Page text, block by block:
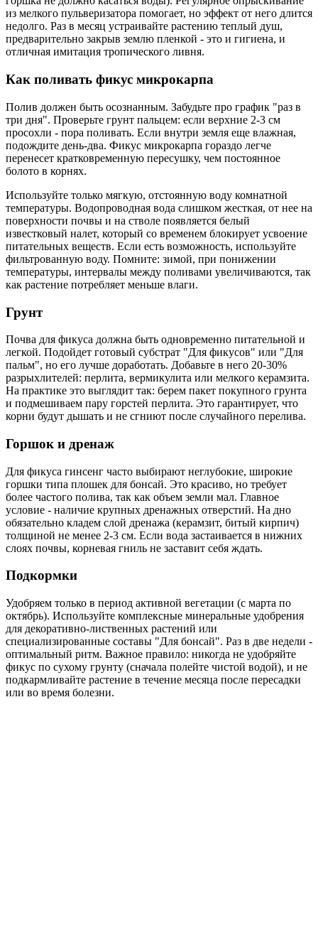
из мелкого пульверизатора помогает, но эффект от него длится
недолго. Раз в месяц устраивайте растению теплый душ,
предварительно закрыв землю пленкой - это и гигиена, и
отличная имитация тропического ливня.
Как поливать фикус микрокарпа
Полив должен быть осознанным. Забудьте про график "раз в
три дня". Проверьте грунт пальцем: если верхние 2-3 см
просохли - пора поливать. Если внутри земля еще влажная,
подождите день-два. Фикус микрокарпа гораздо легче
перенесет кратковременную пересушку, чем постоянное
болото в корнях.
Используйте только мягкую, отстоянную воду комнатной
температуры. Водопроводная вода слишком жесткая, от нее на
поверхности почвы и на стволе появляется белый
известковый налет, который со временем блокирует усвоение
питательных веществ. Если есть возможность, используйте
фильтрованную воду. Помните: зимой, при понижении
температуры, интервалы между поливами увеличиваются, так
как растение потребляет меньше влаги.
Грунт
Почва для фикуса должна быть одновременно питательной и
легкой. Подойдет готовый субстрат "Для фикусов" или "Для
пальм", но его лучше доработать. Добавьте в него 20-30%
разрыхлителей: перлита, вермикулита или мелкого керамзита.
На практике это выглядит так: берем пакет покупного грунта
и подмешиваем пару горстей перлита. Это гарантирует, что
корни будут дышать и не сгниют после случайного перелива.
Горшок и дренаж
Для фикуса гинсенг часто выбирают неглубокие, широкие
горшки типа плошек для бонсай. Это красиво, но требует
более частого полива, так как объем земли мал. Главное
условие - наличие крупных дренажных отверстий. На дно
обязательно кладем слой дренажа (керамзит, битый кирпич)
толщиной не менее 2-3 см. Если вода застаивается в нижних
слоях почвы, корневая гниль не заставит себя ждать.
Подкормки
Удобряем только в период активной вегетации (с марта по
октябрь). Используйте комплексные минеральные удобрения
для декоративно-лиственных растений или
специализированные составы "Для бонсай". Раз в две недели -
оптимальный ритм. Важное правило: никогда не удобряйте
фикус по сухому грунту (сначала полейте чистой водой), и не
подкармливайте растение в течение месяца после пересадки
или во время болезни.